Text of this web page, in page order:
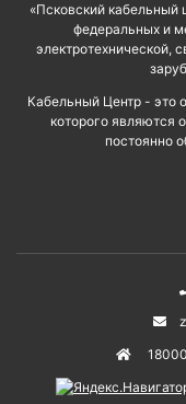
«Псковский кабельный
федеральных и
электротехнической,
Кабельный Центр - это
которого являются
постоянно